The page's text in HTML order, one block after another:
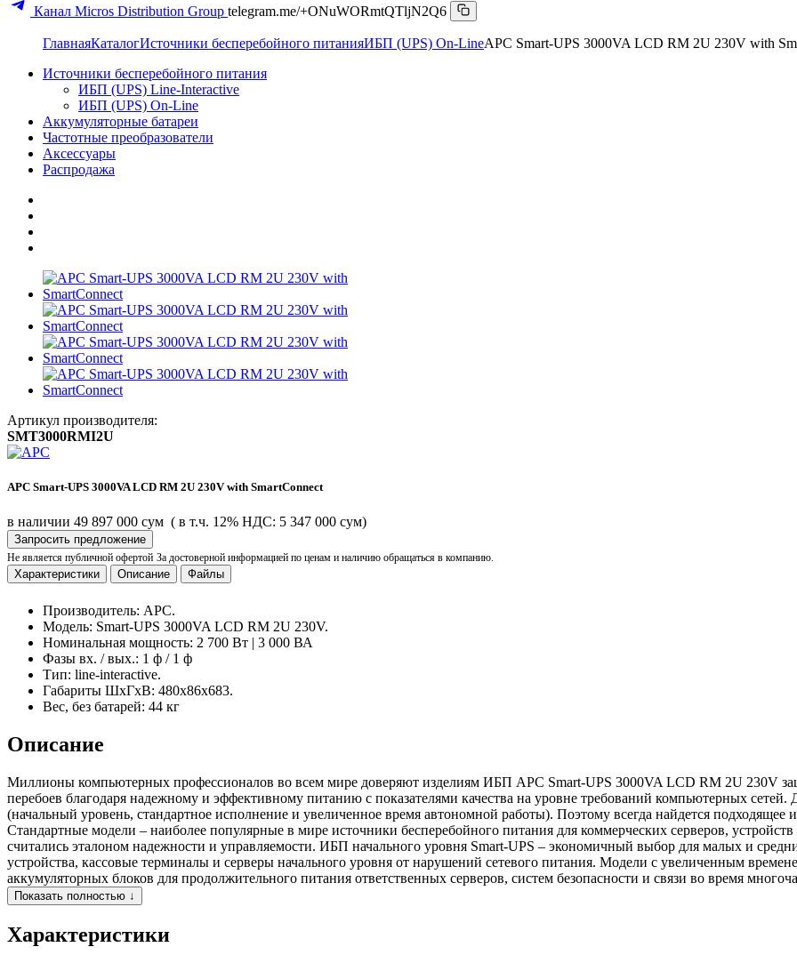
Канал Micros Distribution Group telegram.me/+ONuWORmtQTljN2Q6
ГлавнаяКаталогИсточники бесперебойного питанияИБП (UPS) On-LineAPC Smart-UPS 3000VA LCD RM 2U 230V with
Источники бесперебойного питания
ИБП (UPS) Line-Interactive
ИБП (UPS) On-Line
Аккумуляторные батареи
Частотные преобразователи
Аксессуары
Распродажа
Артикул производителя:
SMT3000RMI2U
APC Smart-UPS 3000VA LCD RM 2U 230V with SmartConnect
в наличии 49 897 000 сум ( в т.ч. 12% НДС: 5 347 000 сум)
Запросить предложение
Не является публичной офертой За достоверной информацией по ценам и наличию обращаться в компанию.
Характеристики Описание Файлы
Производитель: APC.
Модель: Smart-UPS 3000VA LCD RM 2U 230V.
Номинальная мощность: 2 700 Вт | 3 000 ВА
Фазы вх. / вых.: 1 ф / 1 ф
Тип: line-interactive.
Габариты ШхГхВ: 480x86x683.
Вес, без батарей: 44 кг
Описание
Миллионы компьютерных профессионалов во всем мире доверяют изделиям ИБП APC Smart-UPS 3000VA LCD RM 2U 230V
перебоев благодаря надежному и эффективному питанию с показателями качества на уровне требований компьютерных
(начальный уровень, стандартное исполнение и увеличенное время автономной работы). Поэтому всегда найдется
Стандартные модели – наиболее популярные в мире источники бесперебойного питания для коммерческих серверов,
считались эталоном надежности и управляемости. ИБП начального уровня Smart-UPS – экономичный выбор для малых и
устройства, кассовые терминалы и серверы начального уровня от нарушений сетевого питания. Модели с увеличенным
аккумуляторных блоков для продолжительного питания ответственных серверов, систем безопасности и связи во время
Показать полностью ↓
Характеристики